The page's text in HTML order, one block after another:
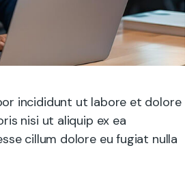
incididunt ut labore et dolore
nisi ut aliquip ex ea
cillum dolore eu fugiat nulla